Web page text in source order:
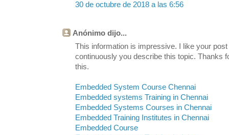
30 de octubre de 2018 a las 6:56
Anónimo dijo...
This information is impressive. I like your
continuously you describe this topic. Thanks
this.
Embedded System Course Chennai
Embedded systems Training in Chennai
Embedded Systems Courses in Chennai
Embedded Training Institutes in Chennai
Embedded Course